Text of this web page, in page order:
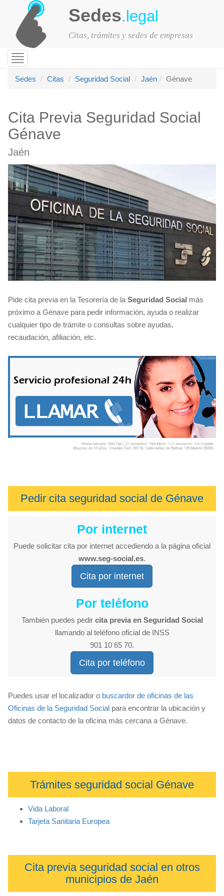
Sedes.legal
Citas, trámites y sedes de empresas
Toggle
navigation
Sedes
Citas Seguridad Social Jaén Génave
Cita Previa Seguridad Social
Génave
Jaén
Pide cita previa en la Tesorería de la Seguridad Social más
próximo a Génave para pedir información, ayuda o realizar
cualquier tipo de trámite o consultas sobre ayudas,
recaudación, afiliación, etc.
Pedir cita seguridad social de Génave
Por internet
Puede solicitar cita por internet accediendo a la página oficial
www.seg-social.es.
Cita por internet
Por teléfono
También puedes pedir cita previa en Seguridad Social
llamando al teléfono oficial de INSS
901 10 65 70.
Cita por teléfono
Puedes usar el localizador o buscardor de oficinas de las
Oficinas de la Seguridad Social para encontrar la ubicación y
datos de contacto de la oficina más cercana a Génave.
Trámites seguridad social Génave
Vida Laboral
Tarjeta Sanitaria Europea
Cita previa seguridad social en otros
municipios de Jaén